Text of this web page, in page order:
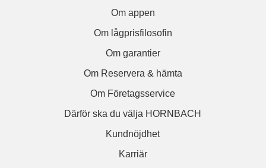
Om appen
Om lågprisfilosofin
Om garantier
Om Reservera & hämta
Om Företagsservice
Därför ska du välja HORNBACH
Kundnöjdhet
Karriär